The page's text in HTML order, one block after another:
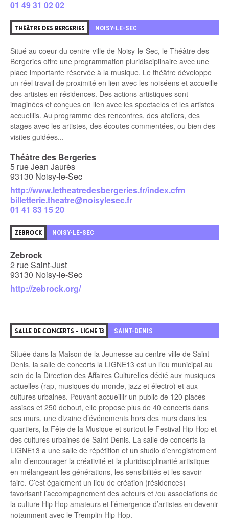
01 49 31 02 02
THÉÂTRE DES BERGERIES NOISY-LE-SEC
Situé au coeur du centre-ville de Noisy-le-Sec, le Théâtre des
Bergeries offre une programmation pluridisciplinaire avec une
place importante réservée à la musique. Le théâtre développe
un réel travail de proximité en lien avec les noiséens et accueille
des artistes en résidences. Des actions artistiques sont
imaginées et conçues en lien avec les spectacles et les artistes
accueillis. Au programme des rencontres, des ateliers, des
stages avec les artistes, des écoutes commentées, ou bien des
visites guidées...
Théâtre des Bergeries
5 rue Jean Jaurès
93130 Noisy-le-Sec
http://www.letheatredesbergeries.fr/index.cfm
billetterie.theatre@noisylesec.fr
01 41 83 15 20
ZEBROCK NOISY-LE-SEC
Zebrock
2 rue Saint-Just
93130 Noisy-le-Sec
http://zebrock.org/
SALLE DE CONCERTS - LIGNE 13 SAINT-DENIS
Située dans la Maison de la Jeunesse au centre-ville de Saint
Denis, la salle de concerts la LIGNE13 est un lieu municipal au
sein de la Direction des Affaires Culturelles dédié aux musiques
actuelles (rap, musiques du monde, jazz et électro) et aux
cultures urbaines. Pouvant accueillir un public de 120 places
assises et 250 debout, elle propose plus de 40 concerts dans
ses murs, une dizaine d’événements hors des murs dans les
quartiers, la Fête de la Musique et surtout le Festival Hip Hop et
des cultures urbaines de Saint Denis. La salle de concerts la
LIGNE13 a une salle de répétition et un studio d’enregistrement
afin d’encourager la créativité et la pluridisciplinarité artistique
en mélangeant les générations, les sensibilités et les savoir-
faire. C’est également un lieu de création (résidences)
favorisant l’accompagnement des acteurs et /ou associations de
la culture Hip Hop amateurs et l’émergence d’artistes en devenir
notamment avec le Tremplin Hip Hop.